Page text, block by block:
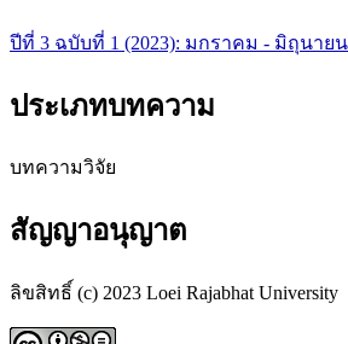
ปีที่ 3 ฉบับที่ 1 (2023): มกราคม - มิถุนายน
ประเภทบทความ
บทความวิจัย
สัญญาอนุญาต
ลิขสิทธิ์ (c) 2023 Loei Rajabhat University